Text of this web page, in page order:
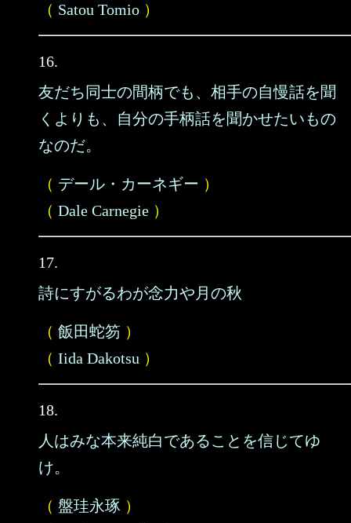
（ Satou Tomio ）
16.
友だち同士の間柄でも、相手の自慢話を聞
くよりも、自分の手柄話を聞かせたいもの
なのだ。
（ デール・カーネギー ）
（ Dale Carnegie ）
17.
詩にすがるわが念力や月の秋
（ 飯田蛇笏 ）
（ Iida Dakotsu ）
18.
人はみな本来純白であることを信じてゆ
け。
（ 盤珪永琢 ）